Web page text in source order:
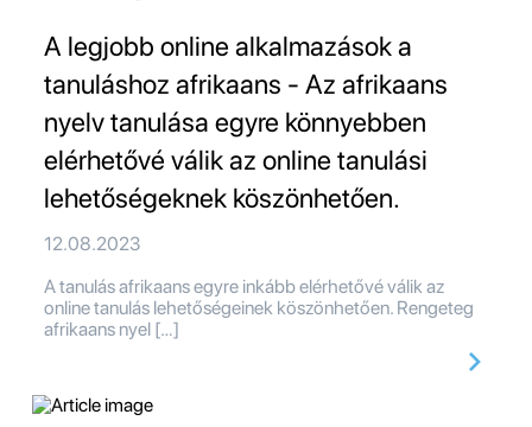
A legjobb online alkalmazások a
tanuláshoz afrikaans - Az afrikaans
nyelv tanulása egyre könnyebben
elérhetővé válik az online tanulási
lehetőségeknek köszönhetően.
12.08.2023
A tanulás afrikaans egyre inkább elérhetővé válik az
online tanulás lehetőségeinek köszönhetően. Rengeteg
afrikaans nyel […]